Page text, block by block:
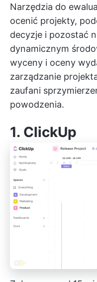
Narzędzia do
ocenić projekty,
decyzje i pozostać
dynamicznym
wyceny i oceny
zarządzanie
zaufani
powodzenia.
1. ClickUp